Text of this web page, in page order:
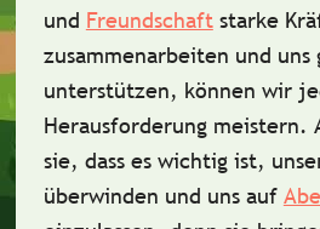
und Freundschaftstarke
zusammenarbeiten und uns
unterstützen, können wir
Herausforderung meistern.
sie, dass es wichtig ist,
überwinden und uns auf